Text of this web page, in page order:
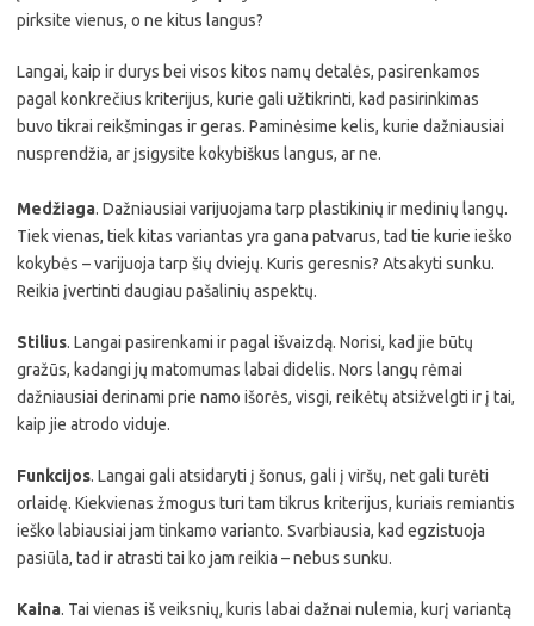
pirksite vienus, o ne kitus langus?
Langai, kaip ir durys bei visos kitos namų detalės, pasirenkamos
pagal konkrečius kriterijus, kurie gali užtikrinti, kad pasirinkimas
buvo tikrai reikšmingas ir geras. Paminėsime kelis, kurie dažniausiai
nusprendžia, ar įsigysite kokybiškus langus, ar ne.
Medžiaga. Dažniausiai varijuojama tarp plastikinių ir medinių langų.
Tiek vienas, tiek kitas variantas yra gana patvarus, tad tie kurie ieško
kokybės – varijuoja tarp šių dviejų. Kuris geresnis? Atsakyti sunku.
Reikia įvertinti daugiau pašalinių aspektų.
Stilius. Langai pasirenkami ir pagal išvaizdą. Norisi, kad jie būtų
gražūs, kadangi jų matomumas labai didelis. Nors langų rėmai
dažniausiai derinami prie namo išorės, visgi, reikėtų atsižvelgti ir į tai,
kaip jie atrodo viduje.
Funkcijos. Langai gali atsidaryti į šonus, gali į viršų, net gali turėti
orlaidę. Kiekvienas žmogus turi tam tikrus kriterijus, kuriais remiantis
ieško labiausiai jam tinkamo varianto. Svarbiausia, kad egzistuoja
pasiūla, tad ir atrasti tai ko jam reikia – nebus sunku.
Kaina. Tai vienas iš veiksnių, kuris labai dažnai nulemia, kurį variantą